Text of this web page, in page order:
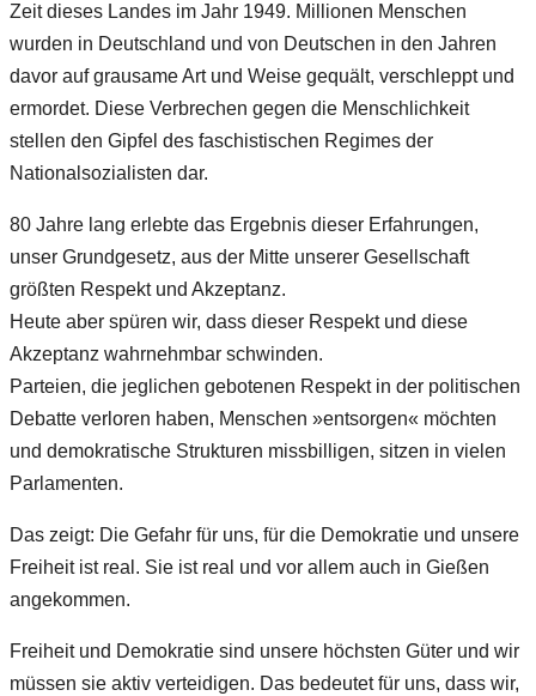
Zeit dieses Landes im Jahr 1949. Millionen Menschen
wurden in Deutschland und von Deutschen in den Jahren
davor auf grausame Art und Weise gequält, verschleppt und
ermordet. Diese Verbrechen gegen die Menschlichkeit
stellen den Gipfel des faschistischen Regimes der
Nationalsozialisten dar.
80 Jahre lang erlebte das Ergebnis dieser Erfahrungen,
unser Grundgesetz, aus der Mitte unserer Gesellschaft
größten Respekt und Akzeptanz.
Heute aber spüren wir, dass dieser Respekt und diese
Akzeptanz wahrnehmbar schwinden.
Parteien, die jeglichen gebotenen Respekt in der politischen
Debatte verloren haben, Menschen »entsorgen« möchten
und demokratische Strukturen missbilligen, sitzen in vielen
Parlamenten.
Das zeigt: Die Gefahr für uns, für die Demokratie und unsere
Freiheit ist real. Sie ist real und vor allem auch in Gießen
angekommen.
Freiheit und Demokratie sind unsere höchsten Güter und wir
müssen sie aktiv verteidigen. Das bedeutet für uns, dass wir,